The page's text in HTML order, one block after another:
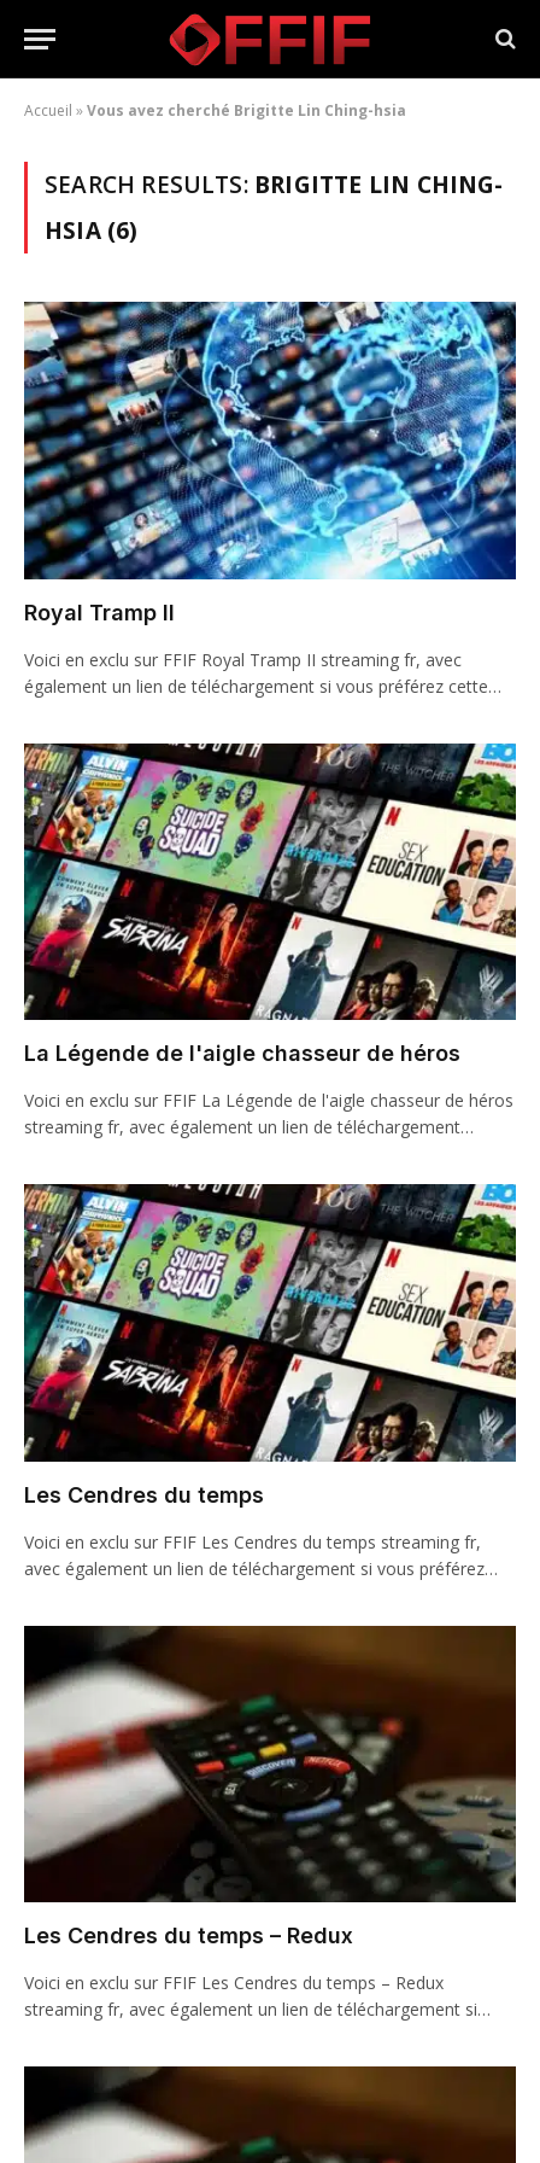
Accueil »Vous avez cherché Brigitte Lin Ching-hsia
SEARCH RESULTS: BRIGITTE LIN CHING-
HSIA (6)
Royal Tramp II
Voici en exclu sur FFIF Royal Tramp II streaming fr, avec
également un lien de téléchargement si vous préférez cette…
La Légende de l'aigle chasseur de héros
Voici en exclu sur FFIF La Légende de l'aigle chasseur de héros
streaming fr, avec également un lien de téléchargement…
Les Cendres du temps
Voici en exclu sur FFIF Les Cendres du temps streaming fr,
avec également un lien de téléchargement si vous préférez…
Les Cendres du temps – Redux
Voici en exclu sur FFIF Les Cendres du temps – Redux
streaming fr, avec également un lien de téléchargement si…